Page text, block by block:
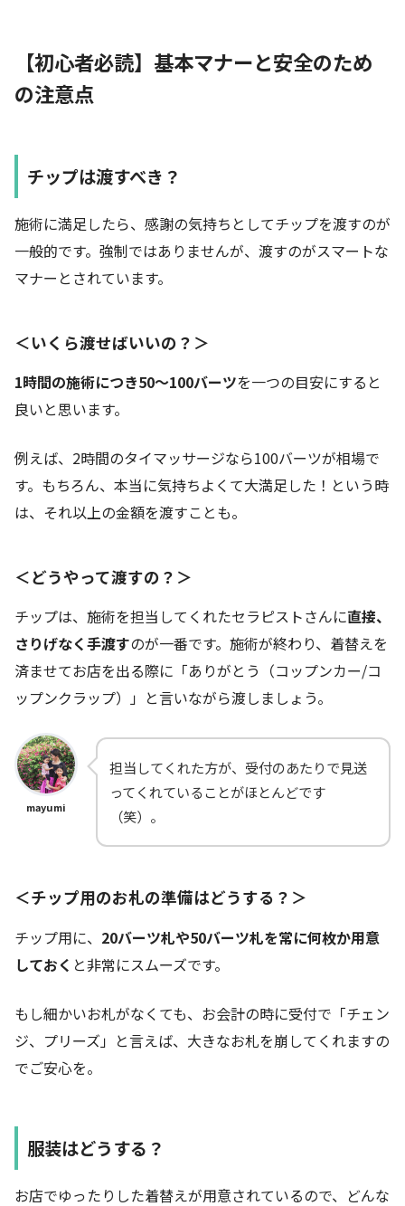
【初心者必読】基本マナーと安全のため
の注意点
チップは渡すべき？
施術に満足したら、感謝の気持ちとしてチップを渡すのが
一般的です。強制ではありませんが、渡すのがスマートな
マナーとされています。
＜いくら渡せばいいの？＞
1時間の施術につき50〜100バーツを一つの目安にすると
良いと思います。
例えば、2時間のタイマッサージなら100バーツが相場で
す。もちろん、本当に気持ちよくて大満足した！という時
は、それ以上の金額を渡すことも。
＜どうやって渡すの？＞
チップは、施術を担当してくれたセラピストさんに直接、
さりげなく手渡すのが一番です。施術が終わり、着替えを
済ませてお店を出る際に「ありがとう（コップンカー/コ
ップンクラップ）」と言いながら渡しましょう。
mayumi
担当してくれた方が、受付のあたりで見送
ってくれていることがほとんどです
（笑）。
＜チップ用のお札の準備はどうする？＞
チップ用に、 20バーツ札や50バーツ札を常に何枚か用意
しておく と非常にスムーズです。
もし細かいお札がなくても、お会計の時に受付で「チェン
ジ、プリーズ」と言えば、大きなお札を崩してくれますの
でご安心を。
服装はどうする？
お店でゆったりした着替えが用意されているので、どんな